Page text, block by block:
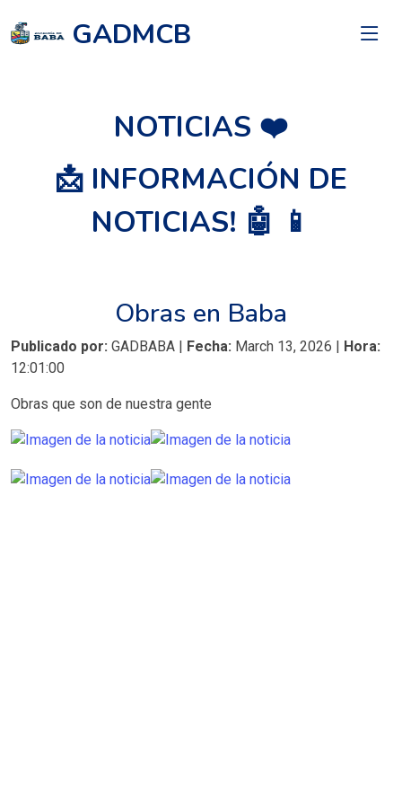
GADMCB
NOTICIAS ❤️
📩 INFORMACIÓN DE
NOTICIAS! 🤖 📱
Obras en Baba
Publicado por: GADBABA | Fecha: March 13, 2026 | Hora:
12:01:00
Obras que son de nuestra gente